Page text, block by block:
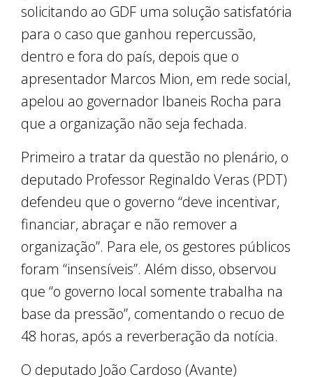
solicitando ao GDF uma solução satisfatória
para o caso que ganhou repercussão,
dentro e fora do país, depois que o
apresentador Marcos Mion, em rede social,
apelou ao governador Ibaneis Rocha para
que a organização não seja fechada.
Primeiro a tratar da questão no plenário, o
deputado Professor Reginaldo Veras (PDT)
defendeu que o governo “deve incentivar,
financiar, abraçar e não remover a
organização”. Para ele, os gestores públicos
foram “insensíveis”. Além disso, observou
que “o governo local somente trabalha na
base da pressão”, comentando o recuo de
48 horas, após a reverberação da notícia.
O deputado João Cardoso (Avante)